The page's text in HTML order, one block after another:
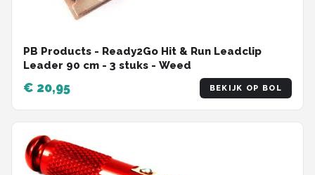
PB Products - Ready2Go Hit & Run Leadclip
Leader 90 cm - 3 stuks - Weed
€ 20,95 BEKIJK OP BOL